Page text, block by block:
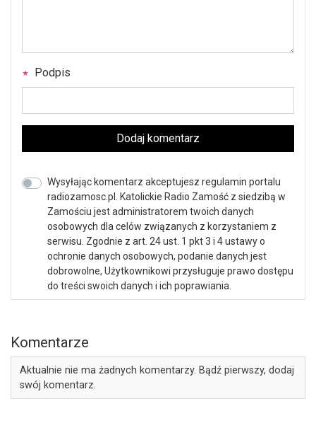
Podpis
Dodaj komentarz
Wysyłając komentarz akceptujesz regulamin portalu
radiozamosc.pl. Katolickie Radio Zamość z siedzibą w
Zamościu jest administratorem twoich danych
osobowych dla celów związanych z korzystaniem z
serwisu. Zgodnie z art. 24 ust. 1 pkt 3 i 4 ustawy o
ochronie danych osobowych, podanie danych jest
dobrowolne, Użytkownikowi przysługuje prawo dostępu
do treści swoich danych i ich poprawiania.
Komentarze
Aktualnie nie ma żadnych komentarzy. Bądź pierwszy, dodaj
swój komentarz.